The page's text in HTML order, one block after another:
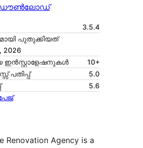
3.5.4
പുതുക്കിയത്
ഇൻസ്റ്റാളേഷനുകൾ
10+
പതിപ്പ്
5.0
5.6
Renovation Agency is a